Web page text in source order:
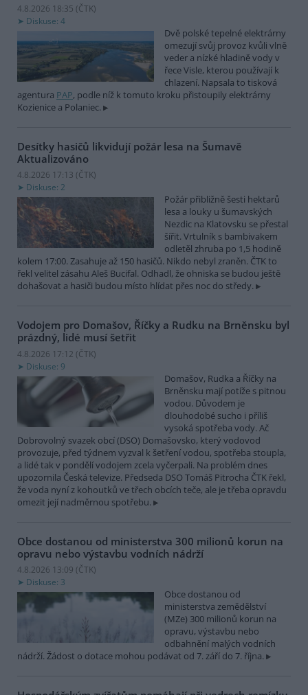
4.8.2026 18:35 (ČTK)
Diskuse: 4
Dvě polské tepelné elektrárny
omezují svůj provoz kvůli vlně
veder a nízké hladině vody v
řece Visle, kterou používají k
chlazení. Napsala to tisková
agentura PAP, podle níž k tomuto kroku přistoupily elektrárny
Kozienice a Polaniec.
Desítky hasičů likvidují požár lesa na Šumavě
Aktualizováno
4.8.2026 17:13 (ČTK)
Diskuse: 2
Požár přibližně šesti hektarů
lesa a louky u šumavských
Nezdic na Klatovsku se přestal
šířit. Vrtulník s bambivakem
odletěl zhruba po 1,5 hodině
kolem 17:00. Zasahuje až 150 hasičů. Nikdo nebyl zraněn. ČTK to
řekl velitel zásahu Aleš Bucifal. Odhadl, že ohniska se budou ještě
dohašovat a hasiči budou místo hlídat přes noc do středy.
Vodojem pro Domašov, Říčky a Rudku na Brněnsku byl
prázdný, lidé musí šetřit
4.8.2026 17:12 (ČTK)
Diskuse: 9
Domašov, Rudka a Říčky na
Brněnsku mají potíže s pitnou
vodou. Důvodem je
dlouhodobé sucho i příliš
vysoká spotřeba vody. Ač
Dobrovolný svazek obcí (DSO) Domašovsko, který vodovod
provozuje, před týdnem vyzval k šetření vodou, spotřeba stoupla,
a lidé tak v pondělí vodojem zcela vyčerpali. Na problém dnes
upozornila Česká televize. Předseda DSO Tomáš Pitrocha ČTK řekl,
že voda nyní z kohoutků ve třech obcích teče, ale je třeba opravdu
omezit její nadměrnou spotřebu.
Obce dostanou od ministerstva 300 milionů korun na
opravu nebo výstavbu vodních nádrží
4.8.2026 13:09 (ČTK)
Diskuse: 3
Obce dostanou od
ministerstva zemědělství
(MZe) 300 milionů korun na
opravu, výstavbu nebo
odbahnění malých vodních
nádrží. Žádost o dotace mohou podávat od 7. září do 7. října.